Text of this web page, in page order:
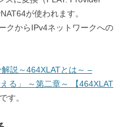
が使われます。
クからIPv4ネットワークへの
説～464XLATとは～ –
る」 ～第二章～ 【464XLAT
す。